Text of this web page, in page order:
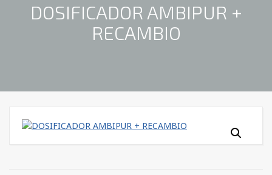
DOSIFICADOR AMBIPUR +
RECAMBIO